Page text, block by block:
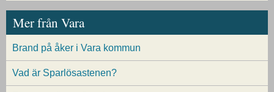
Mer från Vara
Brand på åker i Vara kommun
Vad är Sparlösastenen?